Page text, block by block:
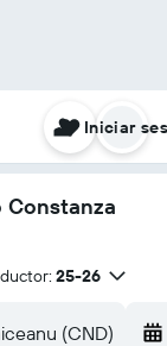
Iniciar
25-26
(CND)